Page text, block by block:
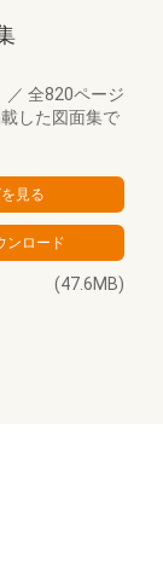
／ 全820ページ
した図面集で
(47.6MB)